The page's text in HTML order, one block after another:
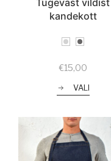
Tugevast vildist
kandekott
€15,00
VALI